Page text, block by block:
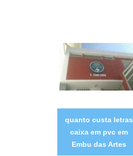
quanto custa letras
caixa em pvc em
Embu das Artes